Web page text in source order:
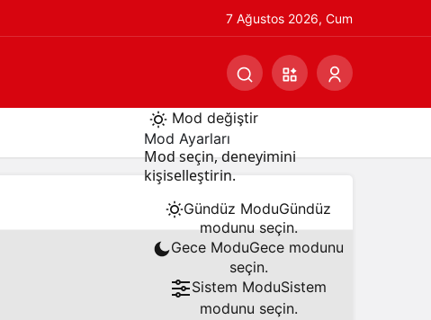
7 Ağustos 2026, Cum
Mod değiştir
Mod Ayarları
Mod seçin, deneyimini
kişiselleştirin.
Gündüz ModuGündüz
modunu seçin.
Gece ModuGece modunu
seçin.
Sistem ModuSistem
modunu seçin.